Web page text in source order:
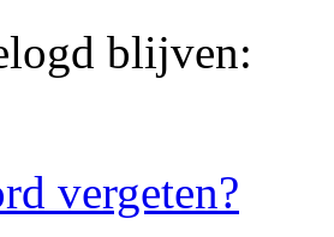
blijven:
vergeten?